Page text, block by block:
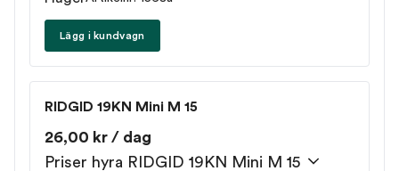
Lägg i kundvagn
RIDGID 19KN Mini M 15
26,00 kr / dag
Priser hyra RIDGID 19KN Mini M 15